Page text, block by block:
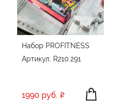
XD Collection
Без бренда
Набор PROFITNESS
Артикул: R210.291
1990 руб.